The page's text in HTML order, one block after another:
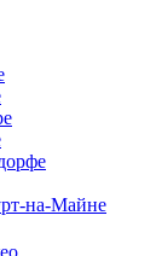
на-Майне